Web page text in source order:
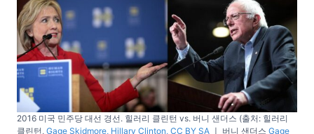
2016 미국 민주당 대선 경선. 힐러리 클린턴 vs. 버니 샌더스 (출처: 힐러리
클린턴, Gage Skidmore, Hillary Clinton, CC BY SA ㅣ 버니 샌더스 Gage